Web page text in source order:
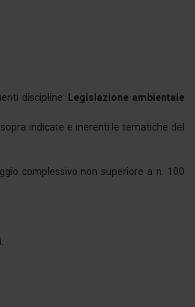
discipline: Legislazione ambientale
indicate e inerenti le tematiche del
complessivo non superiore a n. 100